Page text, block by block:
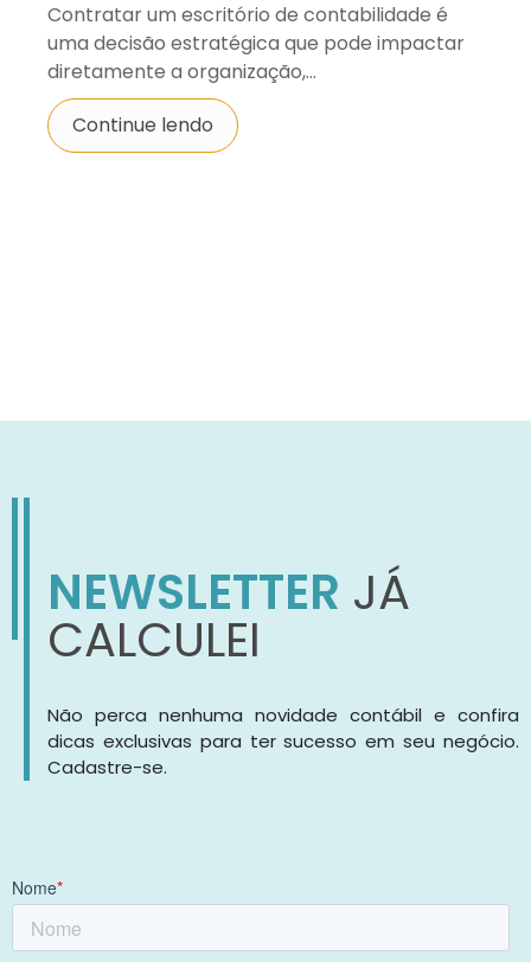
Contratar um escritório de contabilidade é
uma decisão estratégica que pode impactar
diretamente a organização,...
Continue lendo
NEWSLETTER JÁ
CALCULEI
Não perca nenhuma novidade contábil e confira
dicas exclusivas para ter sucesso em seu negócio.
Cadastre-se.